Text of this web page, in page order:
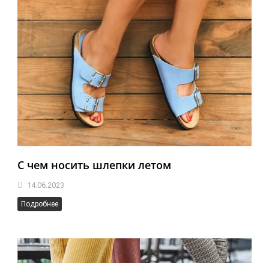
С чем носить шлепки летом
14.06.2023
Подробнее